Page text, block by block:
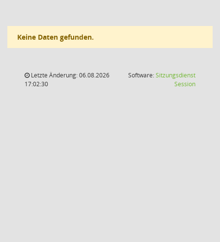
Keine Daten gefunden.
Letzte Änderung: 06.08.2026
17:02:30
Software:Sitzungsdienst
Session(Wird in